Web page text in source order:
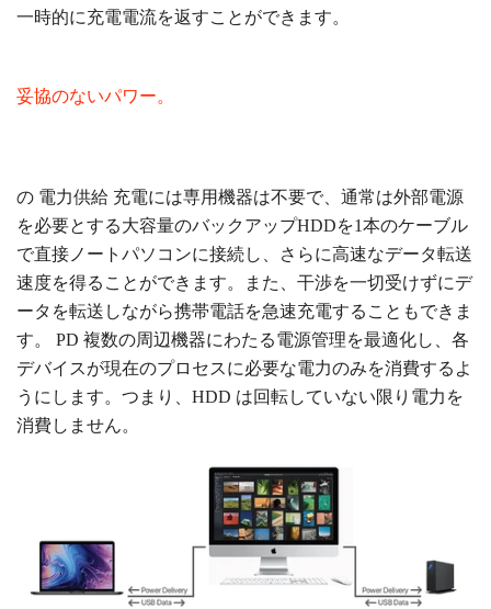
一時的に充電電流を返すことができます。
妥協のないパワー。
の 電力供給 充電には専用機器は不要で、通常は外部電源
を必要とする大容量のバックアップHDDを1本のケーブル
で直接ノートパソコンに接続し、さらに高速なデータ転送
速度を得ることができます。また、干渉を一切受けずにデ
ータを転送しながら携帯電話を急速充電することもできま
す。
PD 複数の周辺機器にわたる電源管理を最適化し、各
デバイスが現在のプロセスに必要な電力のみを消費するよ
うにします。つまり、HDD は回転していない限り電力を
消費しません。